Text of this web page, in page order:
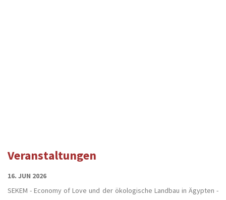
Veranstaltungen
16. JUN 2026
SEKEM - Economy of Love und der ökologische Landbau in Ägypten -